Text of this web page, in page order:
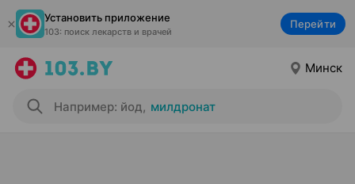
Установить приложение
103: поиск лекарств и врачей
Перейти
Минск
Например: йод, милдронат